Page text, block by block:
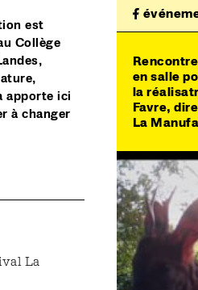
est
Collège
apporte ici
à changer
La
en salle
la
Favre,
La